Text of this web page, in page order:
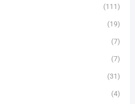
(111)
(19)
(7)
(7)
(31)
(4)